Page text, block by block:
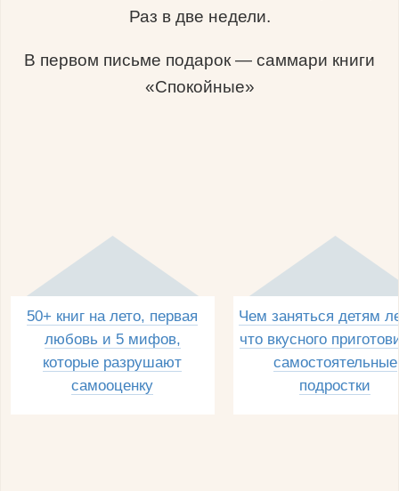
Раз в две недели.
В первом письме подарок — саммари книги
«Спокойные»
50+ книг на лето, первая
любовь и 5 мифов,
которые разрушают
самооценку
Чем заняться детям
что вкусного
самостоятельные
подростки